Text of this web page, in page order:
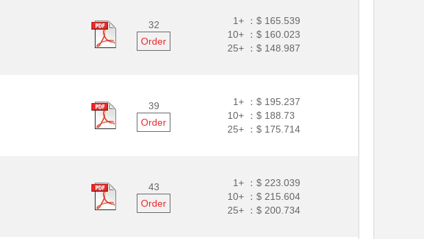
32
Order
1+ ： $ 165.539
10+ ： $ 160.023
25+ ： $ 148.987
39
Order
1+ ： $ 195.237
10+ ： $ 188.73
25+ ： $ 175.714
43
Order
1+ ： $ 223.039
10+ ： $ 215.604
25+ ： $ 200.734